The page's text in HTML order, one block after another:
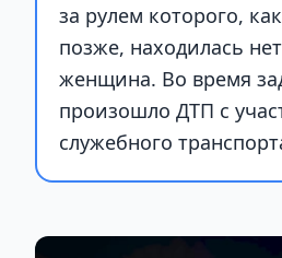
за рулем которого,
позже, находилась
женщина. Во время
произошло ДТП с
служебного